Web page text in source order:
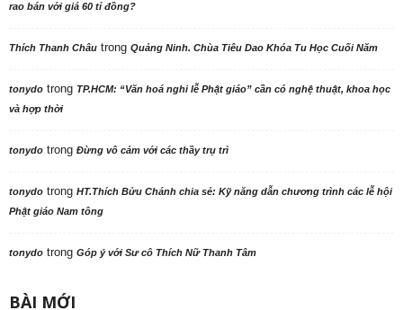
rao bán với giá 60 tỉ đồng?
Thích Thanh Châu trong Quảng Ninh. Chùa Tiêu Dao Khóa Tu Học Cuối Năm
tonydo trong TP.HCM: “Văn hoá nghi lễ Phật giáo” cần có nghệ thuật, khoa học
và hợp thời
tonydo trong Đừng vô cảm với các thầy trụ trì
tonydo trong HT.Thích Bửu Chánh chia sẻ: Kỹ năng dẫn chương trình các lễ hội
Phật giáo Nam tông
tonydo trong Góp ý với Sư cô Thích Nữ Thanh Tâm
BÀI MỚI